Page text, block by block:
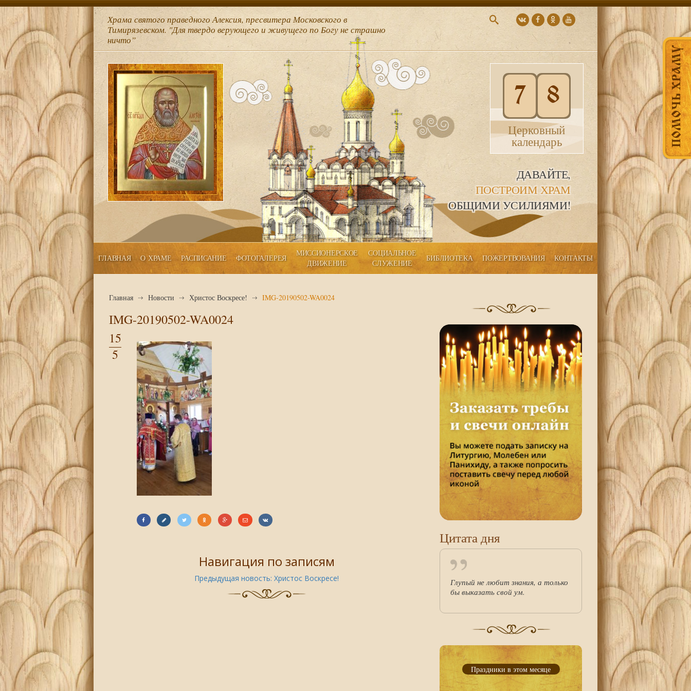
ПОМОЧЬ ХРАМУ
Храма святого праведного Алексия, пресвитера Московского в
Тимирязевском. "Для твердо верующего и живущего по Богу не страшно
ничто”
7 8
Церковный
календарь
ДАВАЙТЕ,
ПОСТРОИМ ХРАМ
ОБЩИМИ УСИЛИЯМИ!
ГЛАВНАЯ О ХРАМЕ РАСПИСАНИЕ ФОТОГАЛЕРЕЯ
МИССИОНЕРСКОЕ
ДВИЖЕНИЕ
СОЦИАЛЬНОЕ
СЛУЖЕНИЕ
БИБЛИОТЕКА ПОЖЕРТВОВАНИЯ КОНТАКТЫ
Главная Новости Христос Воскресе! IMG-20190502-WA0024
IMG-20190502-WA0024
15
5
Навигация по записям
Предыдущая новость: Христос Воскресе!
Цитата дня
Глупый не любит знания, а только
бы выказать свой ум.
Праздники в этом месяце